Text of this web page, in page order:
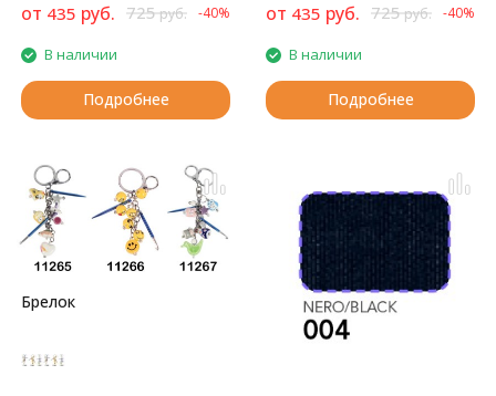
от 435 руб. 725руб. -40%
В наличии
Подробнее
от 435 руб. 725руб. -40%
В наличии
Подробнее
Брелок